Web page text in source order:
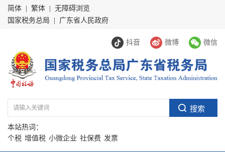
简体 繁体
无障碍浏览
国家税务总局
广东省人民政府
抖音 微博 微信
本站热词：
个税 增值税 小微企业 社保费 发票